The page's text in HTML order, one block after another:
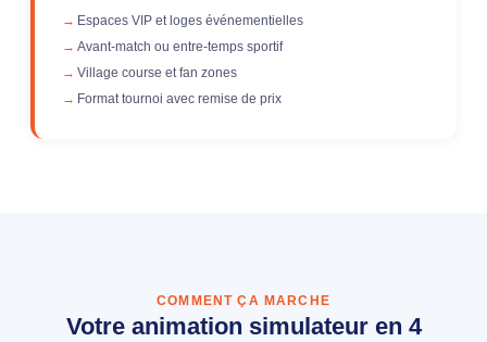
Espaces VIP et loges événementielles
Avant-match ou entre-temps sportif
Village course et fan zones
Format tournoi avec remise de prix
COMMENT ÇA MARCHE
Votre animation simulateur en 4